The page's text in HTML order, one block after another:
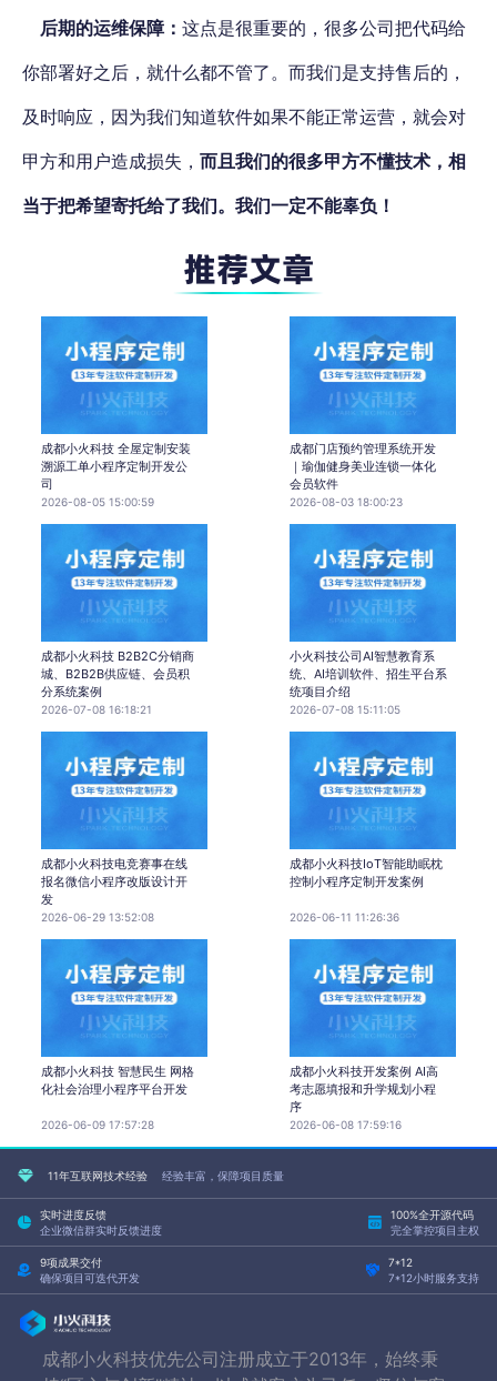
后期的运维保障： 这点是很重要的，很多公司把代码给
你部署好之后，就什么都不管了。而我们是支持售后的，
及时响应，因为我们知道软件如果不能正常运营，就会对
甲方和用户造成损失， 而且我们的很多甲方不懂技术，相
当于把希望寄托给了我们。我们一定不能辜负！
成都小火科技 全屋定制安装
溯源工单小程序定制开发公
司
2026-08-05 15:00:59
成都门店预约管理系统开发
｜瑜伽健身美业连锁一体化
会员软件
2026-08-03 18:00:23
成都小火科技 B2B2C分销商
城、B2B2B供应链、会员积
分系统案例
2026-07-08 16:18:21
小火科技公司AI智慧教育系
统、AI培训软件、招生平台系
统项目介绍
2026-07-08 15:11:05
成都小火科技电竞赛事在线
报名微信小程序改版设计开
发
2026-06-29 13:52:08
成都小火科技IoT智能助眠枕
控制小程序定制开发案例
2026-06-11 11:26:36
成都小火科技 智慧民生 网格
化社会治理小程序平台开发
2026-06-09 17:57:28
成都小火科技开发案例 AI高
考志愿填报和升学规划小程
序
2026-06-08 17:59:16
11年互联网技术经验 经验丰富，保障项目质量
实时进度反馈
企业微信群实时反馈进度
100%全开源代码
完全掌控项目主权
9项成果交付
确保项目可迭代开发
7*12
7*12小时服务支持
成都小火科技优先公司注册成立于2013年，始终秉